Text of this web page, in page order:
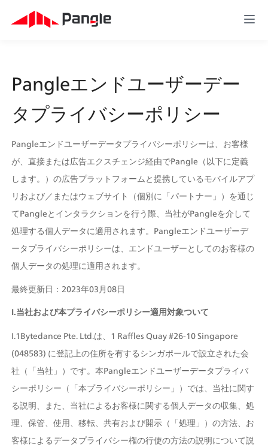
Pangleエンドユーザーデー
タプライバシーポリシー
Pangleエンドユーザーデータプライバシーポリシーは、お客様
が、直接または広告エクスチェンジ経由でPangle（以下に定義
します。）の広告プラットフォームと提携しているモバイルアプ
リおよび／またはウェブサイト（個別に「パートナー」）を通じ
てPangleとインタラクションを行う際、当社がPangleを介して
処理する個人データに適用されます。Pangleエンドユーザーデ
ータプライバシーポリシーは、エンドユーザーとしてのお客様の
個人データの処理に適用されます。
最終更新日：2023年03月08日
I.当社および本プライバシーポリシー適用対象ついて
I.1Bytedance Pte. Ltd.は、1 Raffles Quay #26-10 Singapore
(048583) に登記上の住所を有するシンガポールで設立された会
社（「当社」）です。本Pangleエンドユーザーデータプライバ
シーポリシー（「本プライバシーポリシー」）では、当社に関す
る説明、また、当社によるお客様に関する個人データの収集、処
理、保管、使用、移転、共有および開示（「処理」）の方法、お
客様によるデータプライバシー権の行使の方法の説明について説